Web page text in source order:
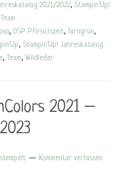
2021/2022, Stampin'Up!
Team
, DSP Pfirsichzeit, farngrün,
, Stampin'Up! Jahreskatalog
, Team, Wildleder
2021 –
2023
Kommentar verfassen